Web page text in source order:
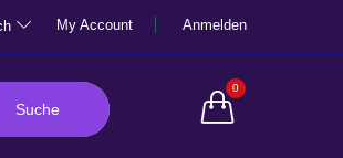
My Account Anmelden
0
Suche